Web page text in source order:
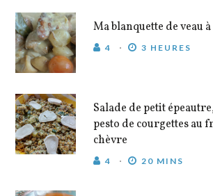
Ma blanquette de veau
4 3 HEURES
Salade de petit
pesto de courgettes au
chèvre
4 20 MINS